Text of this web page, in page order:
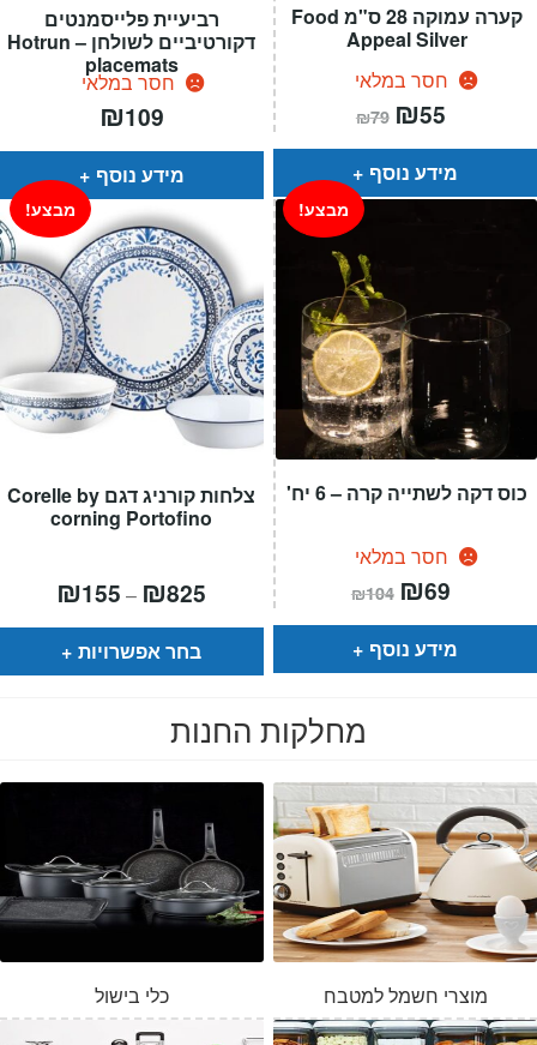
רביעיית פלייסמנטים
דקורטיביים לשולחן – Hotrun
placemats
חסר במלאי
₪109
מידע נוסף
קערה עמוקה 28 ס"מ Food
Appeal Silver
חסר במלאי
₪79 המחיר
המקורי
היה:
₪79.
₪55
הוא:
מידע נוסף
צלחות קורניג דגם Corelle by
corning Portofino
מבצע!
₪155 – ₪825
⁦₪155⁩
בחר אפשרויות
כוס דקה לשתייה קרה – 6 יח'
חסר במלאי
מבצע!
₪104 המחיר
המקורי
היה:
₪104.
₪69
הוא:
מידע נוסף
מחלקות החנות
כלי בישול מוצרי חשמל למטבח